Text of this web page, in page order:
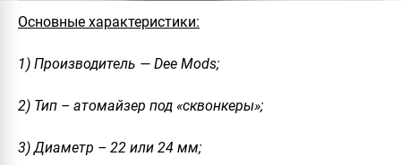
Основные характеристики:
1) Производитель — Dee Mods;
2) Тип – атомайзер под «сквонкеры»;
3) Диаметр – 22 или 24 мм;